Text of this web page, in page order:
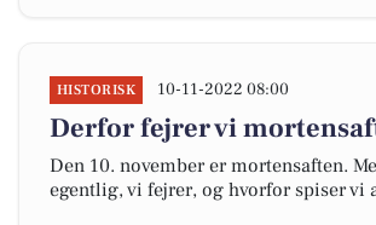
HISTORISK 10-11-2022 08:00
Derfor fejrer vi
Den 10. november er mortensaften.
egentlig, vi fejrer, og hvorfor spiser vi